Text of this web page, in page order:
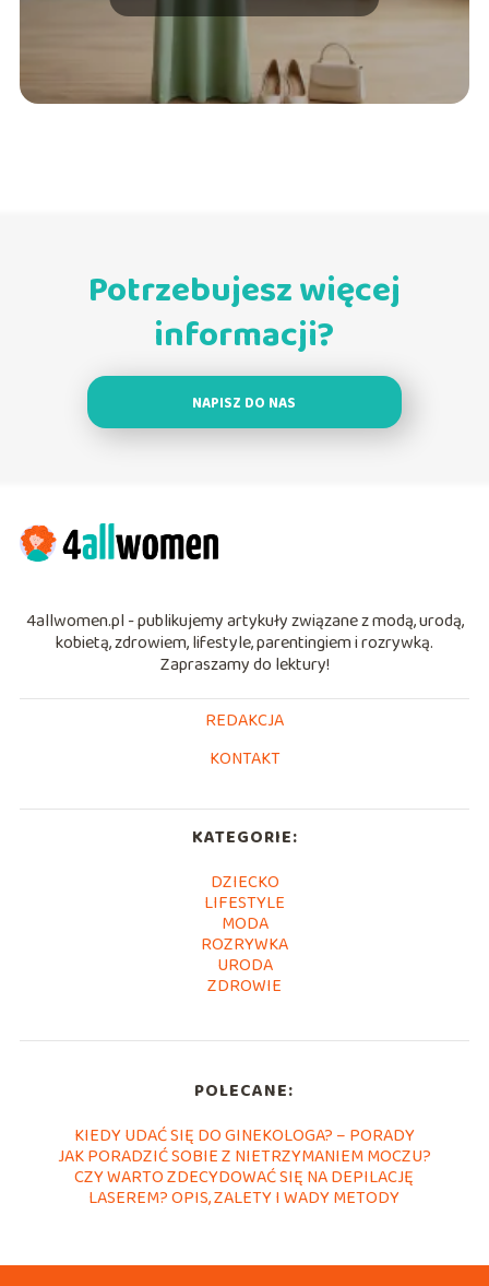
Potrzebujesz więcej
informacji?
NAPISZ DO NAS
4allwomen.pl - publikujemy artykuły związane z modą, urodą,
kobietą, zdrowiem, lifestyle, parentingiem i rozrywką.
Zapraszamy do lektury!
REDAKCJA
KONTAKT
KATEGORIE:
DZIECKO
LIFESTYLE
MODA
ROZRYWKA
URODA
ZDROWIE
POLECANE:
KIEDY UDAĆ SIĘ DO GINEKOLOGA? – PORADY
JAK PORADZIĆ SOBIE Z NIETRZYMANIEM MOCZU?
CZY WARTO ZDECYDOWAĆ SIĘ NA DEPILACJĘ
LASEREM? OPIS, ZALETY I WADY METODY